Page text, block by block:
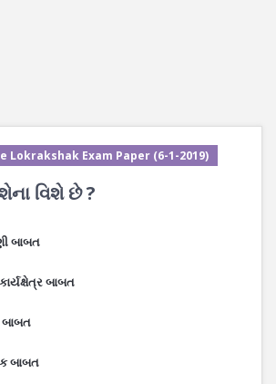
Lokrakshak Exam Paper (6-1-2019)
વિશે છે ?
બાબત
બાબત
બાબત